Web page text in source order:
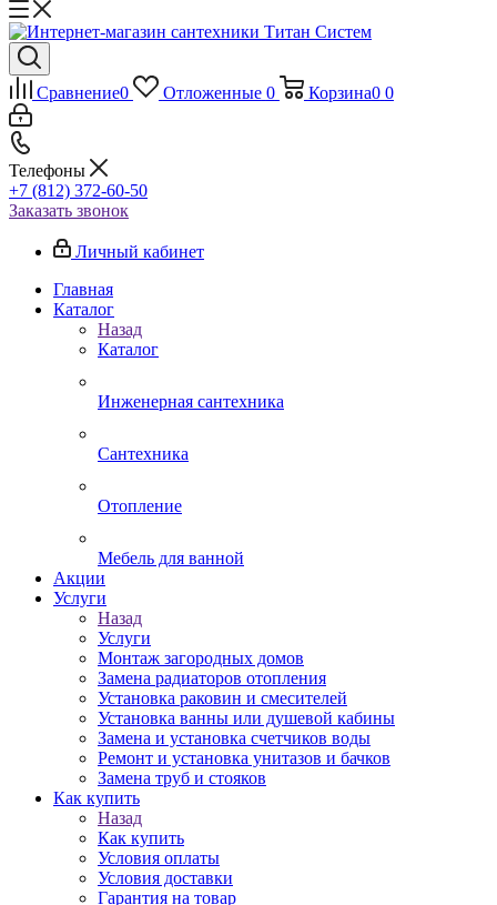
Сравнение0 Отложенные 0 Корзина0 0
Телефоны
+7 (812) 372-60-50
Заказать звонок
Личный кабинет
Главная
Каталог
Назад
Каталог
Инженерная сантехника
Сантехника
Отопление
Мебель для ванной
Акции
Услуги
Назад
Услуги
Монтаж загородных домов
Замена радиаторов отопления
Установка раковин и смесителей
Установка ванны или душевой кабины
Замена и установка счетчиков воды
Ремонт и установка унитазов и бачков
Замена труб и стояков
Как купить
Назад
Как купить
Условия оплаты
Условия доставки
Гарантия на товар